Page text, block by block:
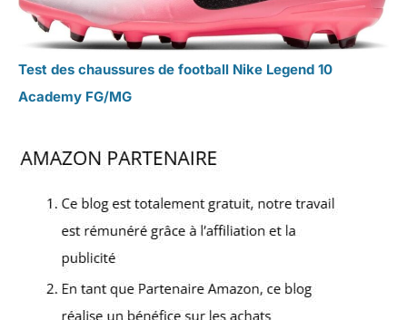
Test des chaussures de football Nike Legend 10
Academy FG/MG